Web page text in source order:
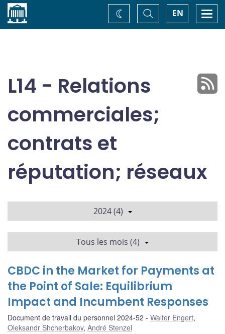
Accueil EN
Basculer
la
recherche
Changez
de
L14 - Relations
commerciales;
contrats et
réputation; réseaux
2024 (4)
Tous les mois (4)
CBDC in the Market for Payments at
the Point of Sale: Equilibrium
Impact and Incumbent Responses
Document de travail du personnel 2024-52 Walter Engert,
Oleksandr Shcherbakov, André Stenzel